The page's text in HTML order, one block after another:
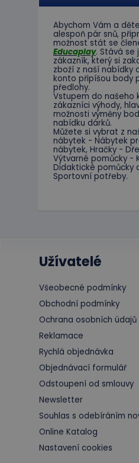
Abychom Vám a
alespoň pár snů,
možnost stát se
Educaplay. Stává se
zákazník, který si
zboží z naší nabídky
konto připíšou body
předlohy.
Vstupem do našeho
zákazníci výhody,
možnosti výměny
nabídku dárků.
Můžete si vybrat z
nábytek - Nábytek
nábytek, Hračky -
Výtvarné pomůcky -
Didaktické pomůcky
Sportovní potřeby.
Užívatelé
Všeobecné podmínky
Obchodní podmínky
Ochrana osobních údajů
Reklamace
Rychlá objednávka
Objednávací formulář
Odstoupení od smlouvy
Newsletter
Souhlas s odebíráním
Online Katalog
Nastavení cookies